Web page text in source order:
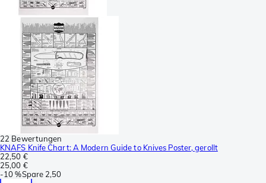
22 Bewertungen
KNAFS Knife Chart: A Modern Guide to Knives Poster, gerollt
22,50 €
25,00 €
-10 %Spare 2,50